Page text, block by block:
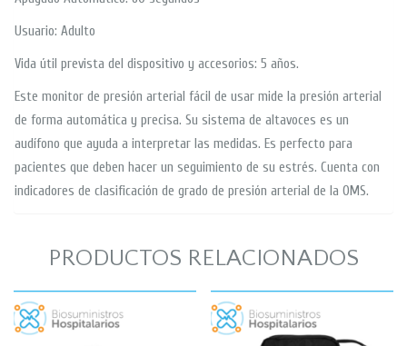
Usuario: Adulto
Vida útil prevista del dispositivo y accesorios: 5 años.
Este monitor de presión arterial fácil de usar mide la presión arterial
de forma automática y precisa. Su sistema de altavoces es un
audífono que ayuda a interpretar las medidas. Es perfecto para
pacientes que deben hacer un seguimiento de su estrés. Cuenta con
indicadores de clasificación de grado de presión arterial de la OMS.
PRODUCTOS RELACIONADOS